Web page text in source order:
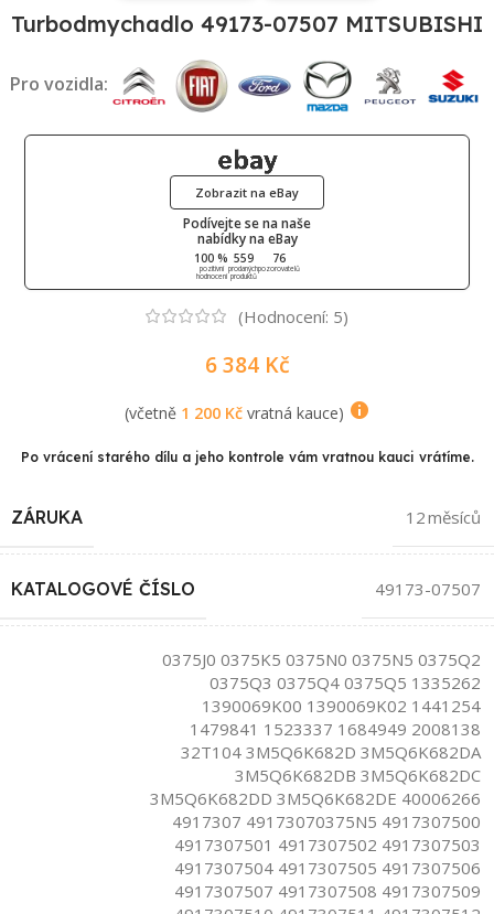
Turbodmychadlo 49173-07507 MITSUBISHI
Pro vozidla:
Podívejte se na naše
nabídky na eBay
100 %
pozitivní
hodnocení
559
prodaných
produktů
76
pozorovatelů
Zobrazit na eBay
(Hodnocení: 5)
6 384 Kč
(včetně 1 200 Kčvratná kauce)
Po vrácení starého dílu a jeho kontrole vám vratnou kauci vrátíme.
ZÁRUKA 12 měsíců
KATALOGOVÉ ČÍSLO 49173-07507
0375J0 0375K5 0375N0 0375N5 0375Q2
0375Q3 0375Q4 0375Q5 1335262
1390069K00 1390069K02 1441254
1479841 1523337 1684949 2008138
32T104 3M5Q6K682D 3M5Q6K682DA
3M5Q6K682DB 3M5Q6K682DC
3M5Q6K682DD 3M5Q6K682DE 40006266
4917307 49173070375N5 4917307500
4917307501 4917307502 4917307503
4917307504 4917307505 4917307506
4917307507 4917307508 4917307509